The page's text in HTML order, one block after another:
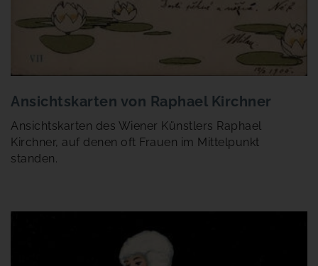
Ansichtskarten von Raphael Kirchner
Ansichtskarten des Wiener Künstlers Raphael
Kirchner, auf denen oft Frauen im Mittelpunkt
standen.